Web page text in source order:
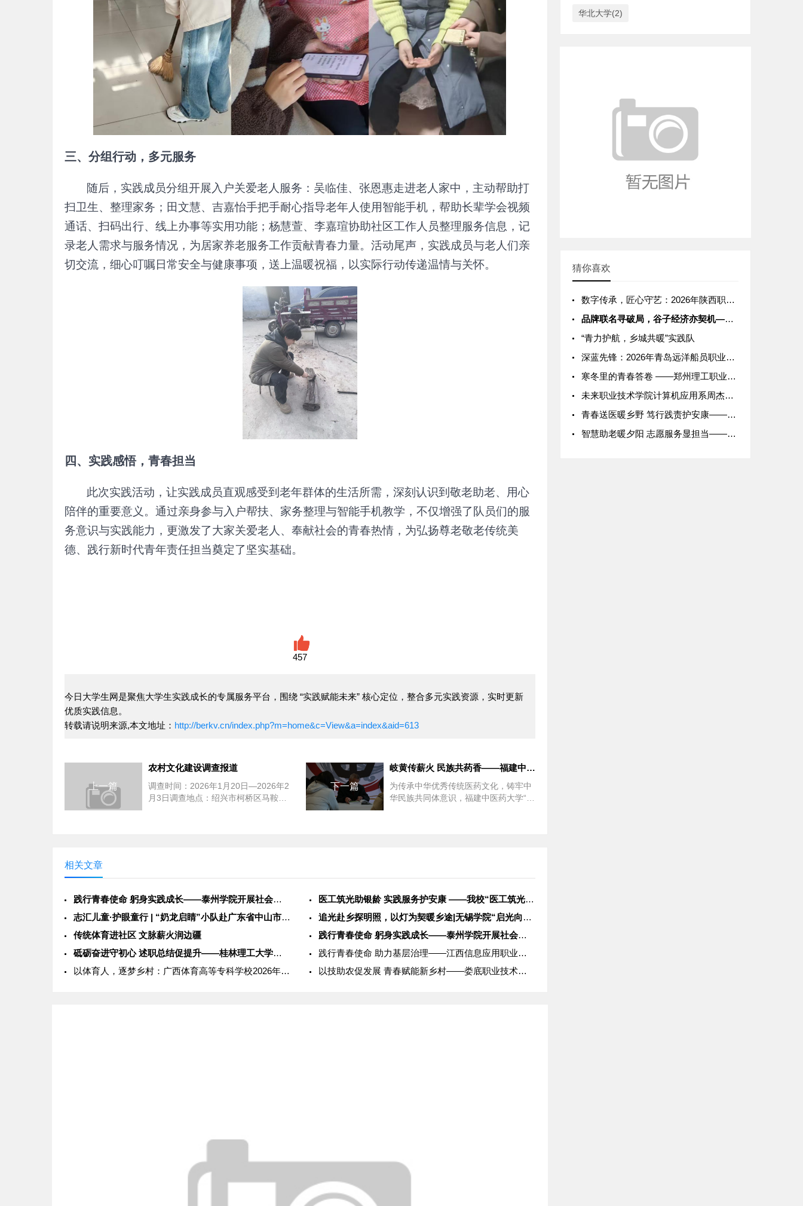
三、分组行动，多元服务
随后，实践成员分组开展入户关爱老人服务： 吴临佳、张恩惠走进老人家中，主动帮助打
扫卫生、整理家务； 田文慧、吉嘉怡手把手耐心指导老年人使用智能手机，帮助长辈学会视频
通话、扫码出行、线上办事等实用功能； 杨慧萱、李嘉瑄协助社区工作人员整理服务信息，记
录老人需求与服务情况，为居家养老服务工作贡献青春力量。活动尾声，实践成员与老人们亲
切交流，细心叮嘱日常安全与健康事项，送上温暖祝福，以实际行动传递温情与关怀。
四、实践感悟，青春担当
此次实践活动，让实践成员直观感受到老年群体的生活所需，深刻认识到敬老助老、用心
陪伴的重要意义。通过亲身参与入户帮扶、家务整理与智能手机教学，不仅增强了队员们的服
务意识与实践能力，更激发了大家关爱老人、奉献社会的青春热情，为弘扬尊老敬老传统美
德、践行新时代青年责任担当奠定了坚实基础。
457
今日大学生网是聚焦大学生实践成长的专属服务平台，围绕 “实践赋能未来” 核心定位，整合多元实践资源，实时更新
优质实践信息。
转载请说明来源,本文地址： http://berkv.cn/index.php?m=home&c=View&a=index&aid=613
上一篇
农村文化建设调查报道
调查时间：2026年1月20日—2026年2
月3日调查地点：绍兴市柯桥区马鞍镇
下一篇
岐黄传薪火 民族共药香——福建中医药大学实践队多民族医药文化
为传承中华优秀传统医药文化，铸牢中
华民族共同体意识，福建中医药大学“石
相关文章
践行青春使命 躬身实践成长——泰州学院开展社会实践服务活动
医工筑光助银龄 实践服务护安康 ——我校“医工筑光”实践团开
志汇儿童·护眼童行 | “奶龙启睛”小队赴广东省中山市石岐中
追光赴乡探明照，以灯为契暖乡途|无锡学院“启光向乡”社会实践
传统体育进社区 文脉薪火润边疆
践行青春使命 躬身实践成长——泰州学院开展社会实践服务活动
砥砺奋进守初心 述职总结促提升——桂林理工大学物理与电子信息
践行青春使命 助力基层治理——江西信息应用职业技术学院202
以体育人，逐梦乡村：广西体育高等专科学校2026年暑期社会实
以技助农促发展 青春赋能新乡村——娄底职业技术学院2026年
华北大学(2)
猜你喜欢
数字传承，匠心守艺：2026年陕西职业技术学院非遗数字化保护
品牌联名寻破局，谷子经济亦契机——中南大学子调研武汉谷子经济
“青力护航，乡城共暖”实践队
深蓝先锋：2026年青岛远洋船员职业学院航海技术专业寒假实习
寒冬里的青春答卷 ——郑州理工职业学院2026年寒假“返家乡
未来职业技术学院计算机应用系周杰：教爷爷奶奶玩转智能手机，‘
青春送医暖乡野 笃行践责护安康——山东医学高等专科学校202
智慧助老暖夕阳 志愿服务显担当——广东科学技术职业学院志愿者